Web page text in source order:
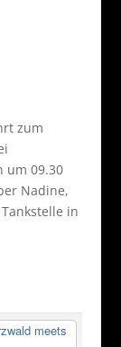
zum
um 09.30
Nadine,
in
meets